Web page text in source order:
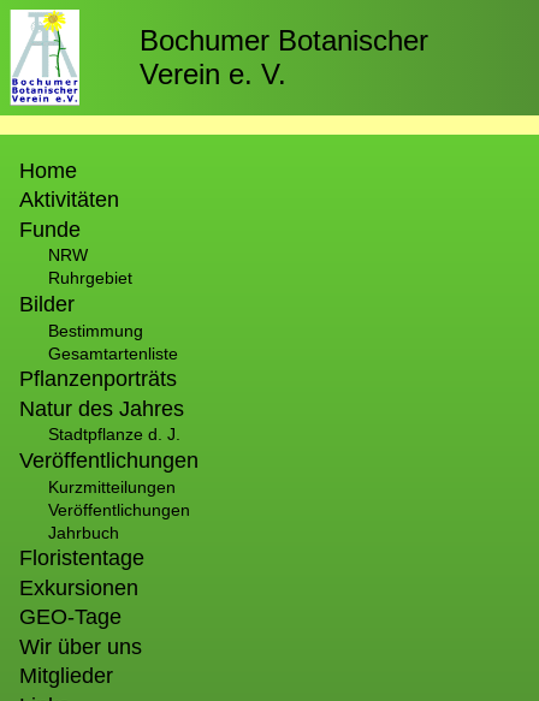
Direkt
zum
Inhalt
Bochumer Botanischer
Verein e. V.
Home
Aktivitäten
Funde
NRW
Ruhrgebiet
Bilder
Bestimmung
Gesamtartenliste
Pflanzenporträts
Natur des Jahres
Stadtpflanze d. J.
Veröffentlichungen
Kurzmitteilungen
Veröffentlichungen
Jahrbuch
Floristentage
Exkursionen
GEO-Tage
Wir über uns
Mitglieder